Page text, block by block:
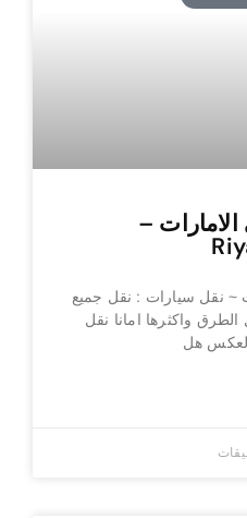
–
~ نقل سيارات : نقل جميع
واكثرها امانا نقل
هل